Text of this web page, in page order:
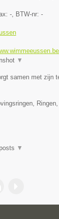
- , BTW-nr: -
▼
samen met zijn
▼